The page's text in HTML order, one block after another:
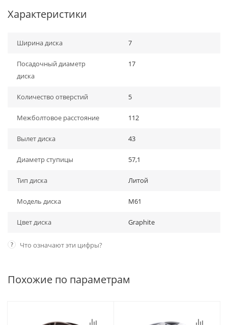
Характеристики
Ширина диска 7
Посадочный диаметр
диска
17
Количество отверстий 5
Межболтовое расстояние 112
Вылет диска 43
Диаметр ступицы 57,1
Тип диска Литой
Модель диска M61
Цвет диска Graphite
? Что означают эти цифры?
Похожие по параметрам